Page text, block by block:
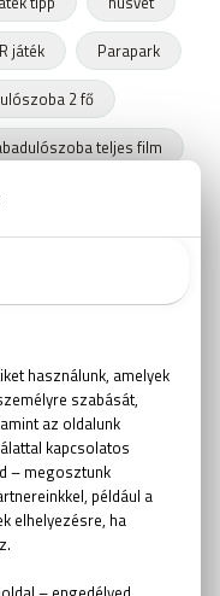
játék
Parapark
2 fő
teljes film
trükk
logikai játékok
torpedó
amőba
idézetek
betörő